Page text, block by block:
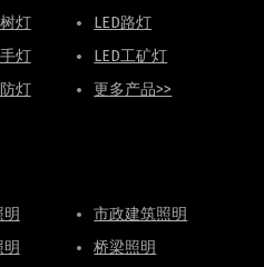
灯
LED路灯
灯
LED工矿灯
灯 更多产品>>
市政建筑照明
桥梁照明